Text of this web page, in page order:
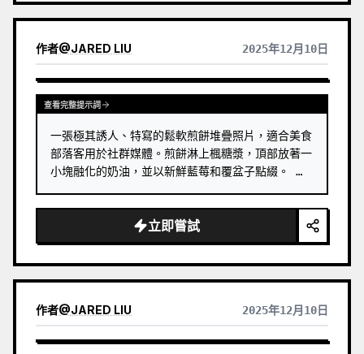
作者@JARED LIU 2025年12月10日
查看完整提示詞
一張極其誘人、特寫的鬆軟煎餅堆疊照片，適合美食
部落客用於社群媒體。煎餅淋上楓糖漿，頂部放著一
小塊融化的奶油，並以新鮮藍莓和覆盆子點綴。 …
立即嘗試
作者@JARED LIU 2025年12月10日